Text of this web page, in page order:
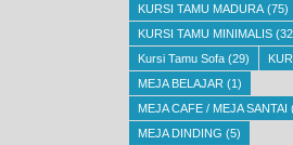
KURSI TAMU MADURA (75)
KURSI TAMU MINIMALIS
Kursi Tamu Sofa (29)
MEJA BELAJAR (1)
MEJA CAFE / MEJA SANTAI
MEJA DINDING (5)